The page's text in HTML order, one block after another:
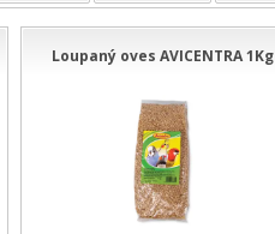
Loupaný oves AVICENTRA 1Kg